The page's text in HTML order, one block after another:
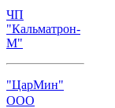
ЧП
"Кальматрон-
М"
"ЦарМин"
ООО